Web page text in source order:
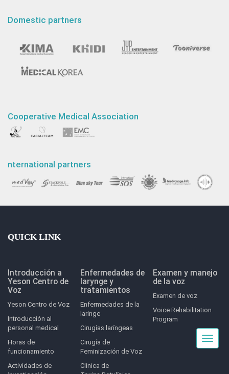
Domestic partners
Cooperative Medical Association
nternational partners
QUICK LINK
Introducción a
Yeson Centro de
Voz
Yeson Centro de Voz
Introducción al
personal medical
Horas de
funcionamiento
Actividades de
Enfermedades de
larynge y
tratamientos
Enfermedades de la
laringe
Cirugías laríngeas
Cirugía de
Feminización de Voz
Clinica de
Examen y manejo
de la voz
Examen de voz
Voice Rehabilitation
Program
Toggle